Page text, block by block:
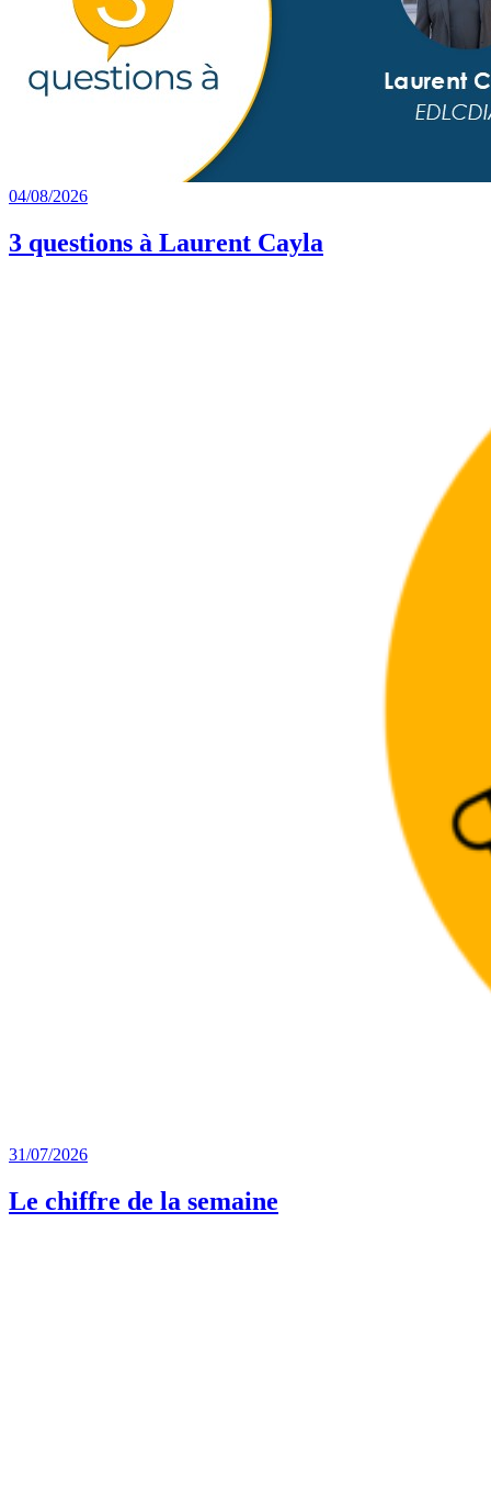
04/08/2026
3 questions à Laurent Cayla
31/07/2026
Le chiffre de la semaine